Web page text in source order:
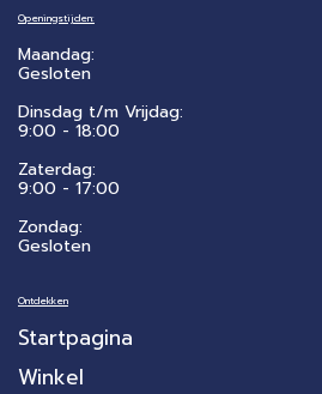
Openingstijden:
Maandag:
Gesloten
Dinsdag t/m Vrijdag:
9:00 - 18:00
Zaterdag:
​9:00 - 17:00
Zondag:
Gesloten
Ontdekken
Startpagina
Winkel